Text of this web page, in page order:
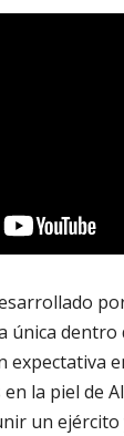
única dentro
expectativa
la piel de
un